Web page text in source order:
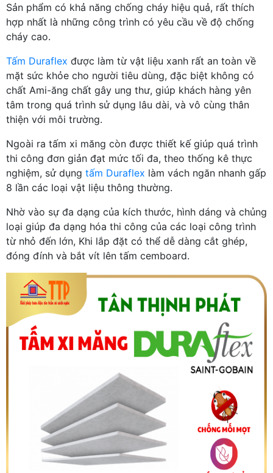
Sản phẩm có khả năng chống cháy hiệu quả, rất thích
hợp nhất là những công trình có yêu cầu về độ chống
cháy cao.
Tấm Duraflex được làm từ vật liệu xanh rất an toàn về
mặt sức khỏe cho người tiêu dùng, đặc biệt không có
chất Ami-ăng chất gây ung thư, giúp khách hàng yên
tâm trong quá trình sử dụng lâu dài, và vô cùng thân
thiện với môi trường.
Ngoài ra tấm xi măng còn được thiết kế giúp quá trình
thi công đơn giản đạt mức tối đa, theo thống kê thực
nghiệm, sử dụng tấm Duraflex làm vách ngăn nhanh gấp
8 lần các loại vật liệu thông thường.
Nhờ vào sự đa dạng của kích thước, hình dáng và chủng
loại giúp đa dạng hóa thi công của các loại công trình
từ nhỏ đến lớn, Khi lắp đặt có thể dễ dàng cắt ghép,
đóng đính và bắt vít lên tấm cemboard.